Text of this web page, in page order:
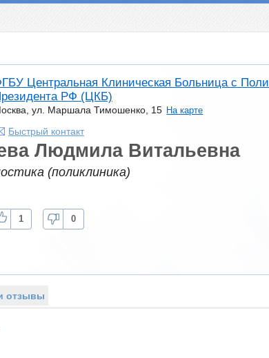
Центральная Клиническая Больница с
РФ (ЦКБ)
ул. Маршала Тимошенко, 15 На карте
Быстрый контакт
Людмила Витальевна
(поликлиника)
1 0
отзывы